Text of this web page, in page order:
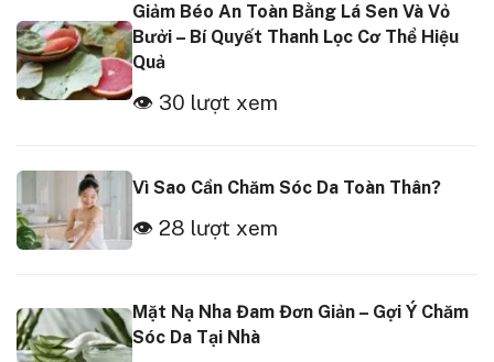
Giảm Béo An Toàn Bằng Lá Sen Và Vỏ
Bưởi – Bí Quyết Thanh Lọc Cơ Thể Hiệu
Quả
👁 30 lượt xem
Vì Sao Cần Chăm Sóc Da Toàn Thân?
👁 28 lượt xem
Mặt Nạ Nha Đam Đơn Giản – Gợi Ý Chăm
Sóc Da Tại Nhà